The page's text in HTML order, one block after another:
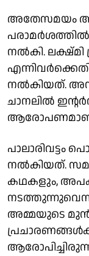
അതേസമയം
നൽകി. ലക്ഷ്മി
നൽകിയത്.
ചാനലിൽ
ആരോപണമാണ്
പാലാരിവട്ടം
നൽകിയത്.
കഥകളും,
അമ്മയുടെ മുൻ